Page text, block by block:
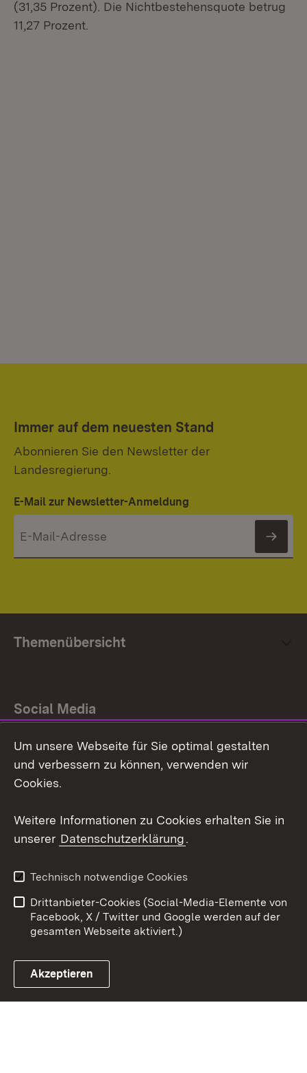
(31,35 Prozent). Die Nichtbestehensquote betrug
11,27 Prozent.
Immer auf dem neuesten Stand
Abonnieren Sie den Newsletter der
Landesregierung.
E-Mail zur Newsletter-Anmeldung
Themenübersicht
Social Media
Facebook
Link zum Landesportal
Barrierefreiheit
Kontakt
Cookies
Um unsere Webseite für Sie optimal gestalten
und verbessern zu können, verwenden wir
Cookies.
Weitere Informationen zu Cookies erhalten Sie in
unserer Datenschutzerklärung.
Technisch notwendige Cookies
Drittanbieter-Cookies (Social-Media-Elemente von
Facebook, X / Twitter und Google werden auf der
gesamten Webseite aktiviert.)
Akzeptieren